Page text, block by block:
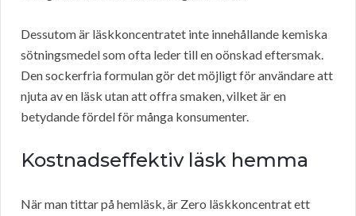
Dessutom är läskkoncentratet inte innehållande kemiska
sötningsmedel som ofta leder till en oönskad eftersmak.
Den sockerfria formulan gör det möjligt för användare att
njuta av en läsk utan att offra smaken, vilket är en
betydande fördel för många konsumenter.
Kostnadseffektiv läsk hemma
När man tittar på hemläsk, är Zero läskkoncentrat ett